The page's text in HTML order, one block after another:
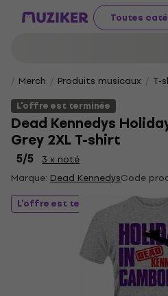
Toutes
Merch Produits musicaux
T-
L'offre est terminée
Dead Kennedys
Grey 2XL T-shirt
5/5
3 x noté
Marque: Dead KennedysCode
L'offre est terminée